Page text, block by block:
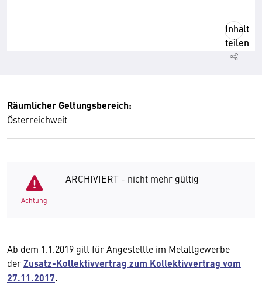
Inhalt
teilen
Räumlicher Geltungsbereich:
Österreichweit
Achtung
ARCHIVIERT - nicht mehr gültig
Ab dem 1.1.2019 gilt für Angestellte im Metallgewerbe
derZusatz-Kollektivvertrag zum Kollektivvertrag vom
27.11.2017.